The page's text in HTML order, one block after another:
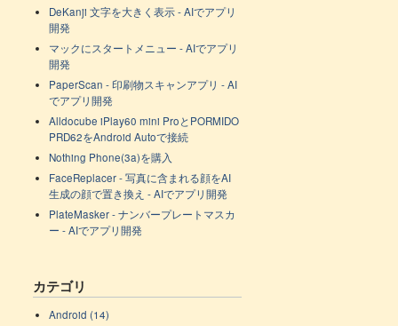
DeKanji 文字を大きく表示 - AIでアプリ
開発
マックにスタートメニュー - AIでアプリ
開発
PaperScan - 印刷物スキャンアプリ - AI
でアプリ開発
Alldocube iPlay60 mini ProとPORMIDO
PRD62をAndroid Autoで接続
Nothing Phone(3a)を購入
FaceReplacer - 写真に含まれる顔をAI
生成の顔で置き換え - AIでアプリ開発
PlateMasker - ナンバープレートマスカ
ー - AIでアプリ開発
カテゴリ
Android (14)